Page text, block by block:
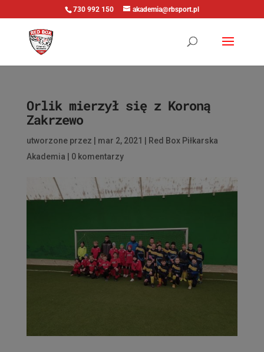
730 992 150 akademia@rbsport.pl
Orlik mierzył się z Koroną
Zakrzewo
utworzone przez mar 2, 2021
Red Box Piłkarska
Akademia
0 komentarzy